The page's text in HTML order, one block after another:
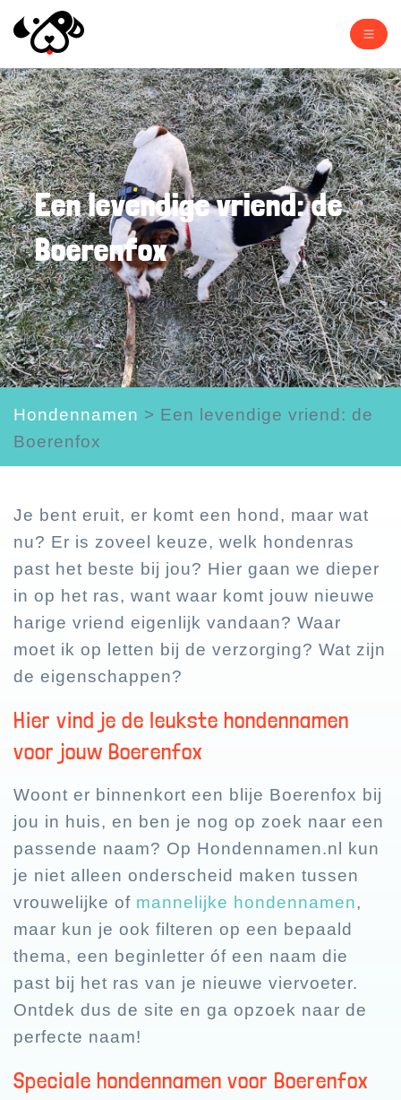
Een levendige vriend: de
Boerenfox
Hondennamen > Een levendige vriend: de
Boerenfox
Je bent eruit, er komt een hond, maar wat
nu? Er is zoveel keuze, welk hondenras
past het beste bij jou? Hier gaan we dieper
in op het ras, want waar komt jouw nieuwe
harige vriend eigenlijk vandaan? Waar
moet ik op letten bij de verzorging? Wat zijn
de eigenschappen?
Hier vind je de leukste hondennamen
voor jouw Boerenfox
Woont er binnenkort een blije Boerenfox bij
jou in huis, en ben je nog op zoek naar een
passende naam? Op Hondennamen.nl kun
je niet alleen onderscheid maken tussen
vrouwelijke of mannelijke hondennamen,
maar kun je ook filteren op een bepaald
thema, een beginletter óf een naam die
past bij het ras van je nieuwe viervoeter.
Ontdek dus de site en ga opzoek naar de
perfecte naam!
Speciale hondennamen voor Boerenfox